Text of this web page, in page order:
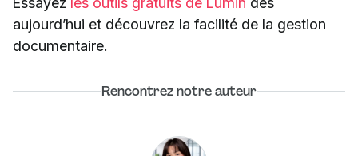
aujourd’hui et découvrez la facilité de la gestion
documentaire.
Rencontrez notre auteur